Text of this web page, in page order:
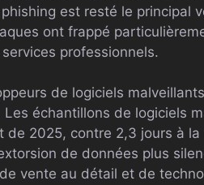
est resté le principal
ont frappé
professionnels.​​
de logiciels
échantillons de logiciels
de 2025, contre 2,3 jours à
de données plus
vente au détail et de